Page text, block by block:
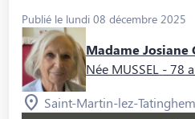
Publié le lundi 08 décembre 2025
Madame Josiane
Née MUSSEL - 78
Saint-Martin-lez-